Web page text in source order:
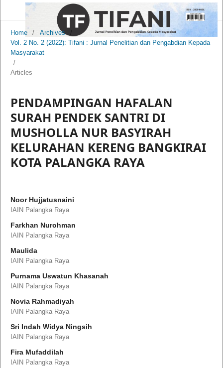
Home / Archives
/
Vol. 2 No. 2 (2022): Tifani : Jurnal Penelitian dan Pengabdian Kepada
Masyarakat
/
Articles
PENDAMPINGAN HAFALAN
SURAH PENDEK SANTRI DI
MUSHOLLA NUR BASYIRAH
KELURAHAN KERENG BANGKIRAI
KOTA PALANGKA RAYA
Noor Hujjatusnaini
IAIN Palangka Raya
Farkhan Nurohman
IAIN Palangka Raya
Maulida
IAIN Palangka Raya
Purnama Uswatun Khasanah
IAIN Palangka Raya
Novia Rahmadiyah
IAIN Palangka Raya
Sri Indah Widya Ningsih
IAIN Palangka Raya
Fira Mufaddilah
IAIN Palangka Raya